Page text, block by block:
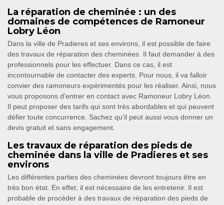
La réparation de cheminée : un des
domaines de compétences de Ramoneur
Lobry Léon
Dans la ville de Pradieres et ses environs, il est possible de faire
des travaux de réparation des cheminées. Il faut demander à des
professionnels pour les effectuer. Dans ce cas, il est
incontournable de contacter des experts. Pour nous, il va falloir
convier des ramoneurs expérimentés pour les réaliser. Ainsi, nous
vous proposons d'entrer en contact avec Ramoneur Lobry Léon.
Il peut proposer des tarifs qui sont très abordables et qui peuvent
défier toute concurrence. Sachez qu'il peut aussi vous donner un
devis gratuit et sans engagement.
Les travaux de réparation des pieds de
cheminée dans la ville de Pradieres et ses
environs
Les différentes parties des cheminées devront toujours être en
très bon état. En effet, il est nécessaire de les entretenir. Il est
probable de procéder à des travaux de réparation des pieds de